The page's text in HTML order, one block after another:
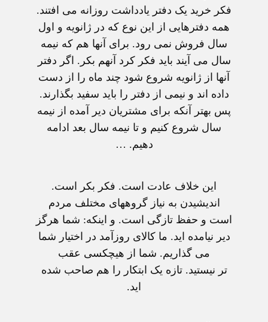
فکر خريد يک دفتر يادداشت روزانه می افتند.
همه دفترهايی از اين نوع که در ژانويه و اول
سال فروش نمی رود. برای آنها هم که نيمه
سال می آيند بايد فکر کرد آنهم بکر. اگر دفتر
آنها از ژانويه شروع شود چند ماه را از دست
داده اند و نيمی از دفتر را بايد سفيد بگذارند.
پس بهتر آنکه برای مشتريان دير آمده از نيمه
سال شروع کنيم و تا نيمه سال بعد ادامه
دهيم. …
اين خلاف عادت است. فکر بکر است.
انديشيدن به نياز گروههای مختلف مردم
است و حفظ تازگی است. و اينکه: شما هرگز
دير نيامده ايد. ما کالای روزآمد در اختيار شما
می گذاريم. شما از هيچکسی عقب
تر نيستيد. تازه يک ابتکار را هم صاحب شده
ايد.